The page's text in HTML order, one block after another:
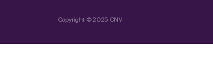
Copyright © 2025 CNV